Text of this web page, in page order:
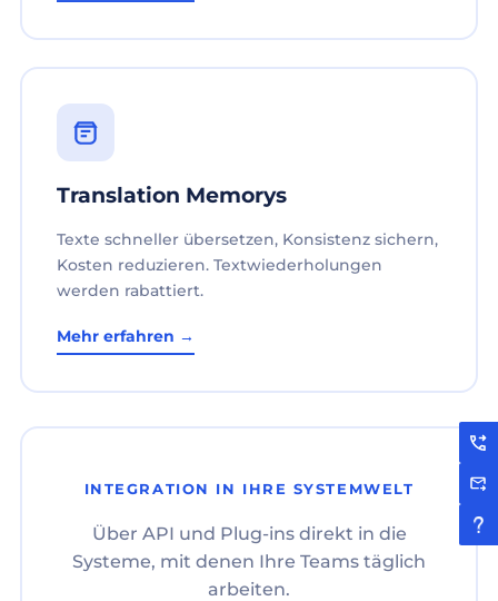
Translation Memorys
Texte schneller übersetzen, Konsistenz sichern,
Kosten reduzieren. Textwiederholungen
werden rabattiert.
Mehr erfahren →
INTEGRATION IN IHRE SYSTEMWELT
Über API und Plug-ins direkt in die
Systeme, mit denen Ihre Teams täglich
arbeiten.